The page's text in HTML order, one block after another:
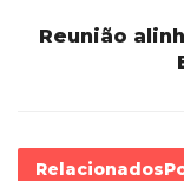
Reunião
Relacionados